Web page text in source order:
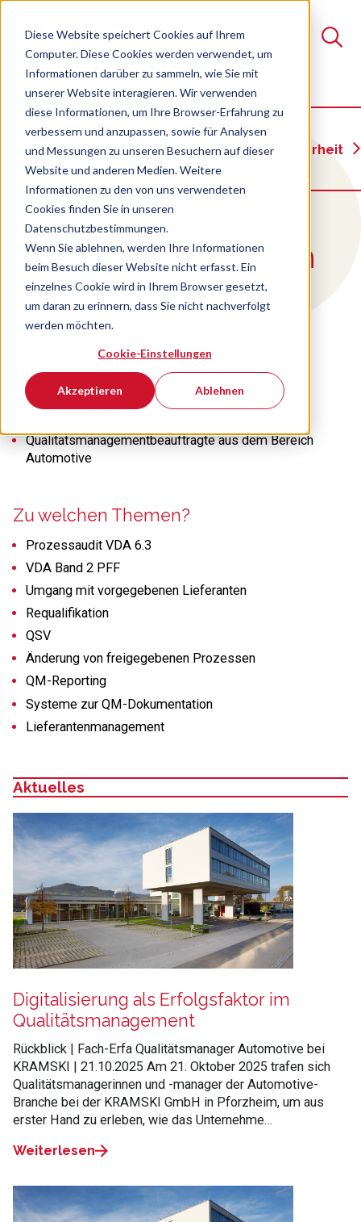
Diese Website speichert Cookies auf Ihrem
Computer. Diese Cookies werden verwendet, um
Informationen darüber zu sammeln, wie Sie mit
unserer Website interagieren. Wir verwenden
diese Informationen, um Ihre Browser-Erfahrung zu
verbessern und anzupassen, sowie für Analysen
und Messungen zu unseren Besuchern auf dieser
Website und anderen Medien. Weitere
Informationen zu den von uns verwendeten
Cookies finden Sie in unseren
Datenschutzbestimmungen.
Wenn Sie ablehnen, werden Ihre Informationen
beim Besuch dieser Website nicht erfasst. Ein
einzelnes Cookie wird in Ihrem Browser gesetzt,
um daran zu erinnern, dass Sie nicht nachverfolgt
werden möchten.
Cookie-Einstellungen
Akzeptieren Ablehnen
Suche
Es gibt keine Vorschläge, da das Suchfeld leer ist.
Qualitätsmanagement, Umwelt, Arbeitssicherheit
Fach-Erfa Qualitätsmanager Automotive
Fach-
Erfahrungsaustausch
Qualitätsmanager
Automotive
Wer trifft sich hier?
Qualitätsmanagementbeauftragte aus dem Bereich
Automotive
Zu welchen Themen?
Prozessaudit VDA 6.3
VDA Band 2 PFF
Umgang mit vorgegebenen Lieferanten
Requalifikation
QSV
Änderung von freigegebenen Prozessen
QM-Reporting
Systeme zur QM-Dokumentation
Lieferantenmanagement
Aktuelles
:
Digitalisierung als Erfolgsfaktor im
Qualitätsmanagement
Rückblick | Fach-Erfa Qualitätsmanager Automotive bei
KRAMSKI | 21.10.2025 Am 21. Oktober 2025 trafen sich
Qualitätsmanagerinnen und -manager der Automotive-
Branche bei der KRAMSKI GmbH in Pforzheim, um aus
erster Hand zu erleben, wie das Unternehme…
Weiterlesen